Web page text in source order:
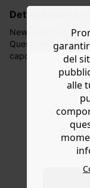
Do
lavorativi
ordinazione, al
Hai 30 gg. per restituire o cambiare gli articoli a
decorrere dalla
Aiuto
dettagli, cura e
New collection
Questo abito corto
capo preferito della
arriva il bel tempo
estiva! Crêpe
svasata sotto la
manica corta.
proveniente da
del
alle